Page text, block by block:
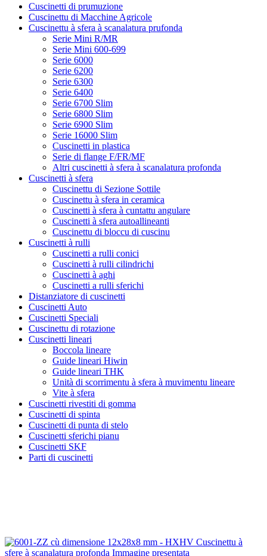
Cuscinetti di prumuzione
Cuscinettu di Macchine Agricole
Cuscinettu à sfera à scanalatura prufonda
Serie Mini R/MR
Serie Mini 600-699
Serie 6000
Serie 6200
Serie 6300
Serie 6400
Serie 6700 Slim
Serie 6800 Slim
Serie 6900 Slim
Serie 16000 Slim
Cuscinetti in plastica
Serie di flange F/FR/MF
Altri cuscinetti à sfera à scanalatura profonda
Cuscinetti à sfera
Cuscinettu di Sezione Sottile
Cuscinettu à sfera in ceramica
Cuscinetti à sfera à cuntattu angulare
Cuscinetti à sfera autoallineanti
Cuscinettu di bloccu di cuscinu
Cuscinetti à rulli
Cuscinetti a rulli conici
Cuscinetti à rulli cilindrichi
Cuscinetti à aghi
Cuscinetti a rulli sferichi
Distanziatore di cuscinetti
Cuscinetti Auto
Cuscinetti Speciali
Cuscinettu di rotazione
Cuscinetti lineari
Boccola lineare
Guide lineari Hiwin
Guide lineari THK
Unità di scorrimentu à sfera à muvimentu lineare
Vite à sfera
Cuscinetti rivestiti di gomma
Cuscinetti di spinta
Cuscinetti di punta di stelo
Cuscinetti sferichi pianu
Cuscinetti SKF
Parti di cuscinetti